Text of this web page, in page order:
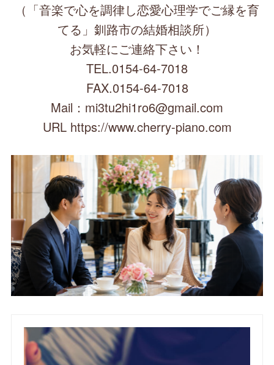
（「音楽で心を調律し恋愛心理学でご縁を育
てる」釧路市の結婚相談所）
お気軽にご連絡下さい！
TEL.0154-64-7018
FAX.0154-64-7018
Mail：mi3tu2hi1ro6@gmail.com
URL https://www.cherry-piano.com